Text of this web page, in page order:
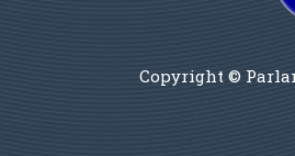
Copyright ©